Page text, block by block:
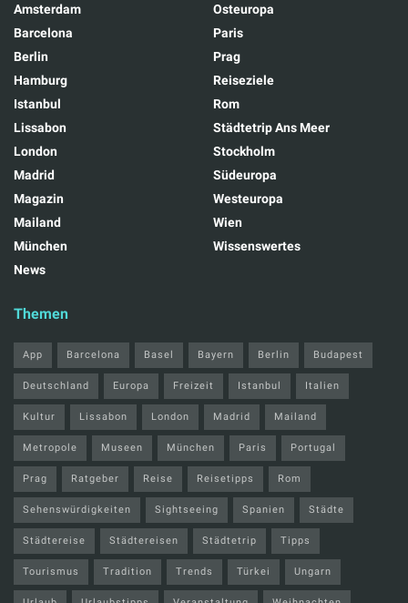
Amsterdam
Barcelona
Berlin
Hamburg
Istanbul
Lissabon
London
Madrid
Magazin
Mailand
München
News
Osteuropa
Paris
Prag
Reiseziele
Rom
Städtetrip Ans Meer
Stockholm
Südeuropa
Westeuropa
Wien
Wissenswertes
Themen
App Barcelona Basel Bayern Berlin Budapest
Deutschland Europa Freizeit Istanbul Italien
Kultur Lissabon London Madrid Mailand
Metropole Museen München Paris Portugal
Prag Ratgeber Reise Reisetipps Rom
Sehenswürdigkeiten Sightseeing Spanien Städte
Städtereise Städtereisen Städtetrip Tipps
Tourismus Tradition Trends Türkei Ungarn